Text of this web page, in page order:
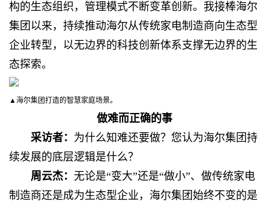
构的生态组织，管理模式不断变革创新。我接棒海尔
集团以来，持续推动海尔从传统家电制造商向生态型
企业转型，以无边界的科技创新体系支撑无边界的生
态探索。
▲海尔集团打造的智慧家庭场景。
做难而正确的事
采访者： 为什么知难还要做？您认为海尔集团持
续发展的底层逻辑是什么？
周云杰： 无论是“变大”还是“做小”、做传统家电
制造商还是成为生态型企业，海尔集团始终不变的是